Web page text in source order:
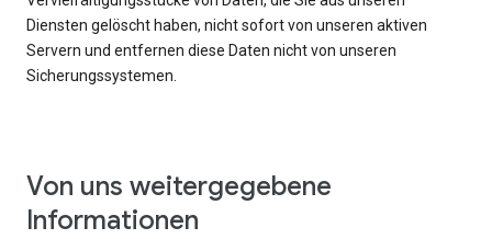
Diensten gelöscht haben, nicht sofort von unseren aktiven
Servern und entfernen diese Daten nicht von unseren
Sicherungssystemen.
Von uns weitergegebene
Informationen